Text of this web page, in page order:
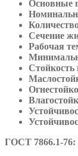
Основные
Сечение
Рабочая
Стойкость
ГОСТ 7866.1-76: